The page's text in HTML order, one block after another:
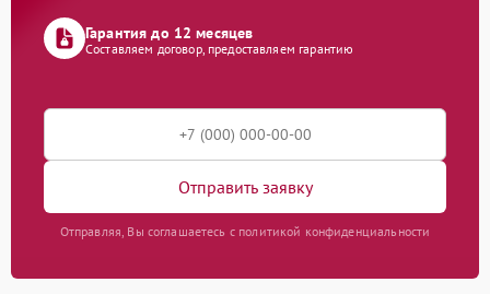
Гарантия до 12 месяцев
Составляем договор, предоставляем гарантию
Отправить заявку
Отправляя, Вы соглашаетесь с политикой конфиденциальности